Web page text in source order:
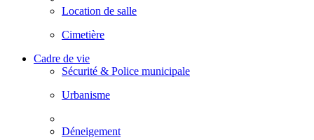
Location de salle
Cimetière
Cadre de vie
Sécurité & Police municipale
Urbanisme
Déneigement